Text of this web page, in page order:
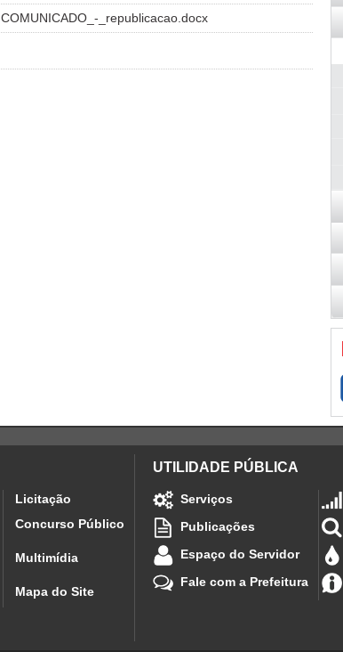
COMUNICADO_-_republicacao.docx
Licitação
Concurso Público
Multimídia
Mapa do Site
UTILIDADE PÚBLICA
Serviços
Publicações
Espaço do Servidor
Fale com a Prefeitura